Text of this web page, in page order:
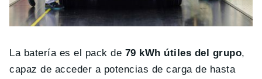
La batería es el pack de 79 kWh útiles del grupo,
capaz de acceder a potencias de carga de hasta